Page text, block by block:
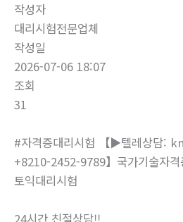
작성자
대리시험전문업체
작성일
2026-07-06 18:07
조회
31
#자격증대리시험 【▶텔레상담:
+8210-2452-9789】국가기술자격
토익대리시험